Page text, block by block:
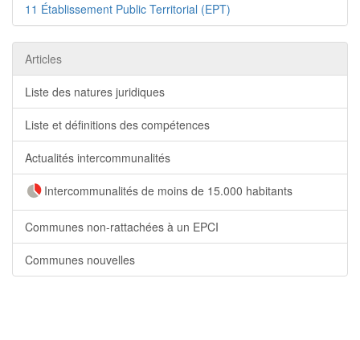
11 Établissement Public Territorial (EPT)
Articles
Liste des natures juridiques
Liste et définitions des compétences
Actualités intercommunalités
Intercommunalités de moins de 15.000 habitants
Communes non-rattachées à un EPCI
Communes nouvelles